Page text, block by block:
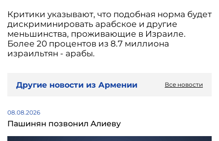
Критики указывают, что подобная норма будет
дискриминировать арабское и другие
меньшинства, проживающие в Израиле.
Более 20 процентов из 8.7 миллиона
израильтян - арабы.
Другие новости из Армении Все новости
08.08.2026
Пашинян позвонил Алиеву